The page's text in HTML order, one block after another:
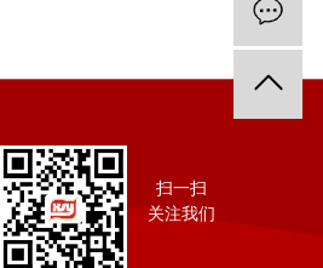
扫一扫
关注我们